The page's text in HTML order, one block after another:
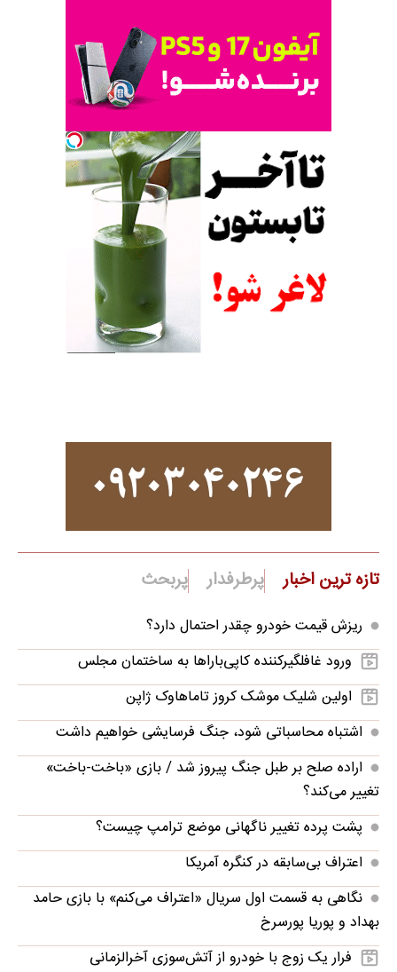
تازه ترین اخبار پرطرفدار پربحث
ریزش قیمت خودرو چقدر احتمال دارد؟
ورود غافلگیرکننده کاپی‌باراها به ساختمان مجلس
اولین شلیک موشک کروز تاماهاوک ژاپن
اشتباه محاسباتی شود، جنگ فرسایشی خواهیم داشت
اراده صلح بر طبل جنگ پیروز شد / بازی «باخت-باخت»
تغییر می‌کند؟
پشت پرده تغییر ناگهانی موضع ترامپ چیست؟
اعتراف بی‌سابقه در کنگره آمریکا
نگاهی به قسمت اول سریال «اعتراف می‌کنم» با بازی حامد
بهداد و پوریا پورسرخ
فرار یک زوج با خودرو از آتش‌سوزی آخرالزمانی